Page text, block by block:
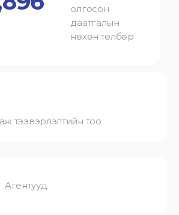
олгосон
даатгалын
нөхөн төлбөр
тээвэрлэлтийн тоо
Агентууд